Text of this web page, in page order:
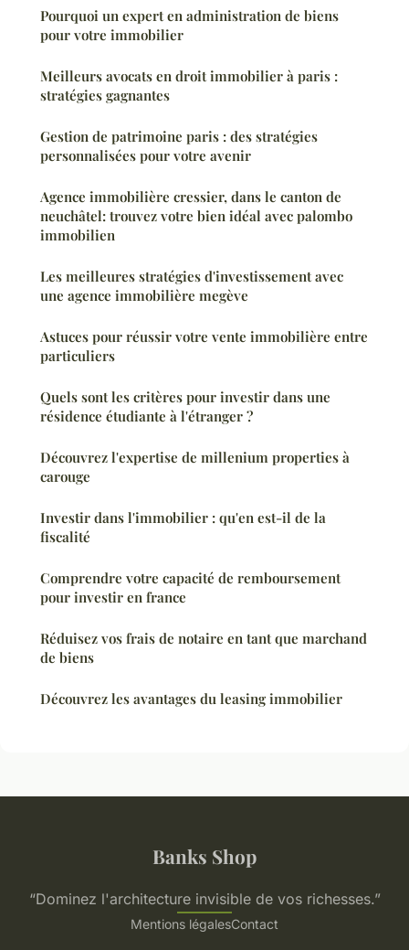
Pourquoi un expert en administration de biens
pour votre immobilier
Meilleurs avocats en droit immobilier à paris :
stratégies gagnantes
Gestion de patrimoine paris : des stratégies
personnalisées pour votre avenir
Agence immobilière cressier, dans le canton de
neuchâtel: trouvez votre bien idéal avec palombo
immobilien
Les meilleures stratégies d'investissement avec
une agence immobilière megève
Astuces pour réussir votre vente immobilière entre
particuliers
Quels sont les critères pour investir dans une
résidence étudiante à l'étranger ?
Découvrez l'expertise de millenium properties à
carouge
Investir dans l'immobilier : qu'en est-il de la
fiscalité
Comprendre votre capacité de remboursement
pour investir en france
Réduisez vos frais de notaire en tant que marchand
de biens
Découvrez les avantages du leasing immobilier
Banks Shop
“Dominez l'architecture invisible de vos richesses.”
Mentions légalesContact